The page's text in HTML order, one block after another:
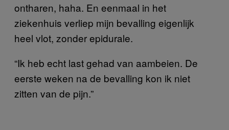
ontharen, haha. En eenmaal in het
ziekenhuis verliep mijn bevalling eigenlijk
heel vlot, zonder epidurale.
“Ik heb echt last gehad van aambeien. De
eerste weken na de bevalling kon ik niet
zitten van de pijn.”